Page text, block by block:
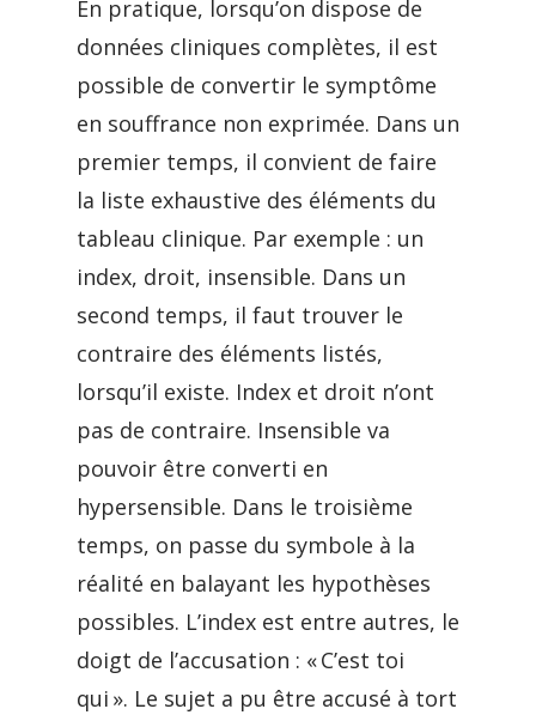
En pratique, lorsqu’on dispose de
données cliniques complètes, il est
possible de convertir le symptôme
en souffrance non exprimée. Dans un
premier temps, il convient de faire
la liste exhaustive des éléments du
tableau clinique. Par exemple : un
index, droit, insensible. Dans un
second temps, il faut trouver le
contraire des éléments listés,
lorsqu’il existe. Index et droit n’ont
pas de contraire. Insensible va
pouvoir être converti en
hypersensible. Dans le troisième
temps, on passe du symbole à la
réalité en balayant les hypothèses
possibles. L’index est entre autres, le
doigt de l’accusation : « C’est toi
qui ». Le sujet a pu être accusé à tort